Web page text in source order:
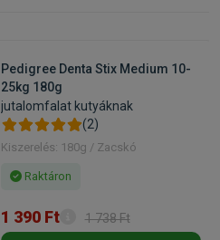
Pedigree Denta Stix Medium 10-
25kg 180g
jutalomfalat kutyáknak
(2)
Kiszerelés: 180g / Zacskó
Raktáron
1 390 Ft 1 738 Ft